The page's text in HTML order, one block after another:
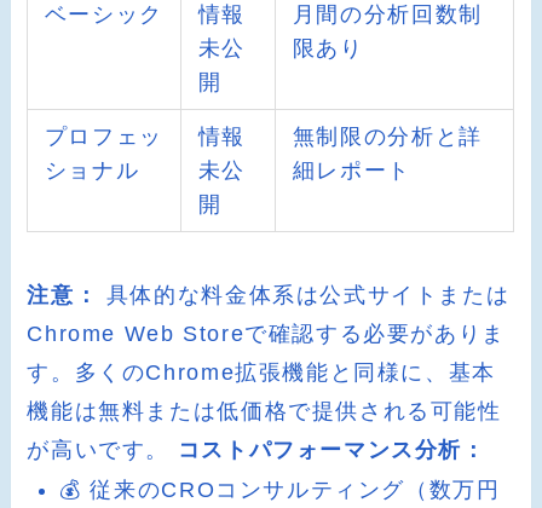
ベーシック
情報
未公
開
月間の分析回数制
限あり
プロフェッ
ショナル
情報
未公
開
無制限の分析と詳
細レポート
注意：
具体的な料金体系は公式サイトまたは
Chrome Web Storeで確認する必要がありま
す。多くのChrome拡張機能と同様に、基本
機能は無料または低価格で提供される可能性
が高いです。
コストパフォーマンス分析：
💰 従来のCROコンサルティング（数万円